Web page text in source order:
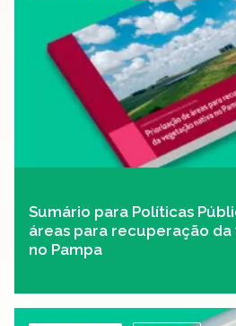
Sumário para Políticas
áreas para recuperação
no Pampa